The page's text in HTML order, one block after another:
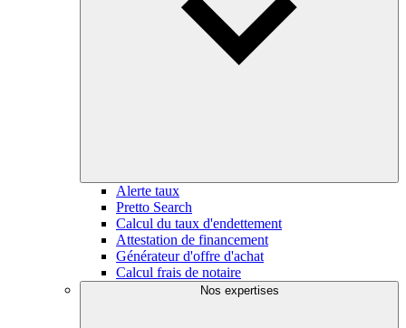
Alerte taux
Pretto Search
Calcul du taux d'endettement
Attestation de financement
Générateur d'offre d'achat
Calcul frais de notaire
Nos expertises